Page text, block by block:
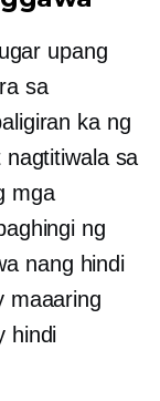
upang
sa
ka ng
sa
mga
ng
nang hindi
maaaring
hindi